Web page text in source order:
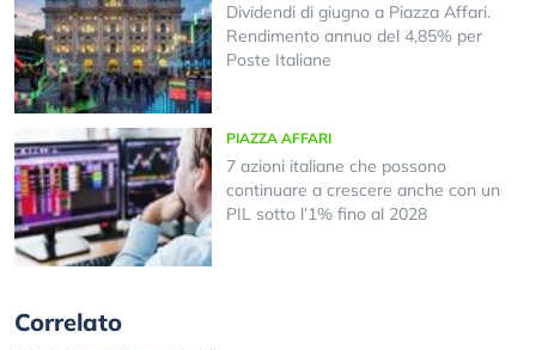
Dividendi di giugno a Piazza Affari.
Rendimento annuo del 4,85% per
Poste Italiane
PIAZZA AFFARI
7 azioni italiane che possono
continuare a crescere anche con un
PIL sotto l’1% fino al 2028
Correlato